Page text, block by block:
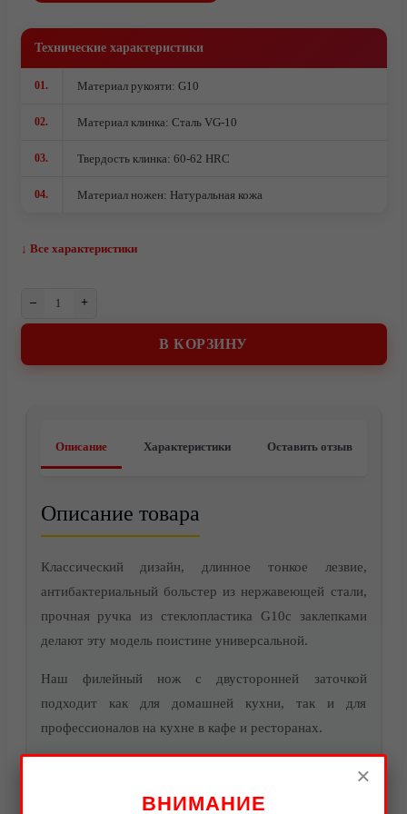
Комплектующие под производство ножей
Ножи кованые из стали 95Х18
Ножи кованые из стали Х12МФ
Видео
Технические характеристики
01. Материал рукояти: G10
02. Материал клинка: Сталь VG-10
03. Твердость клинка: 60-62 HRC
04. Материал ножен: Натуральная кожа
↓ Все характеристики
– +
В КОРЗИНУ
Описание Характеристики Оставить отзыв
Описание товара
Классический дизайн, длинное тонкое лезвие,
антибактериальный больстер из нержавеющей стали,
прочная ручка из стеклопластика G10c заклепками
делают эту модель поистине универсальной.
Наш филейный нож с двусторонней заточкой
подходит как для домашней кухни, так и для
профессионалов на кухне в кафе и ресторанах.
×
ВНИМАНИЕ